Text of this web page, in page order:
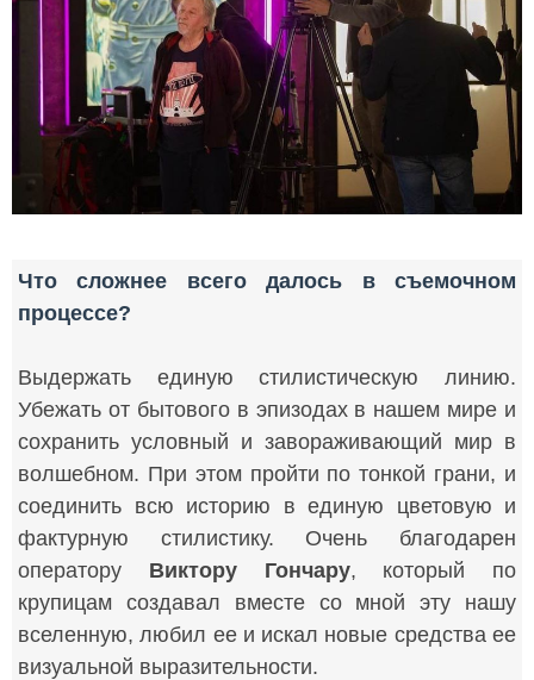
Что сложнее всего далось в съемочном
процессе?
Выдержать единую стилистическую линию.
Убежать от бытового в эпизодах в нашем мире и
сохранить условный и завораживающий мир в
волшебном. При этом пройти по тонкой грани, и
соединить всю историю в единую цветовую и
фактурную стилистику. Очень благодарен
оператору Виктору Гончару, который по
крупицам создавал вместе со мной эту нашу
вселенную, любил ее и искал новые средства ее
визуальной выразительности.